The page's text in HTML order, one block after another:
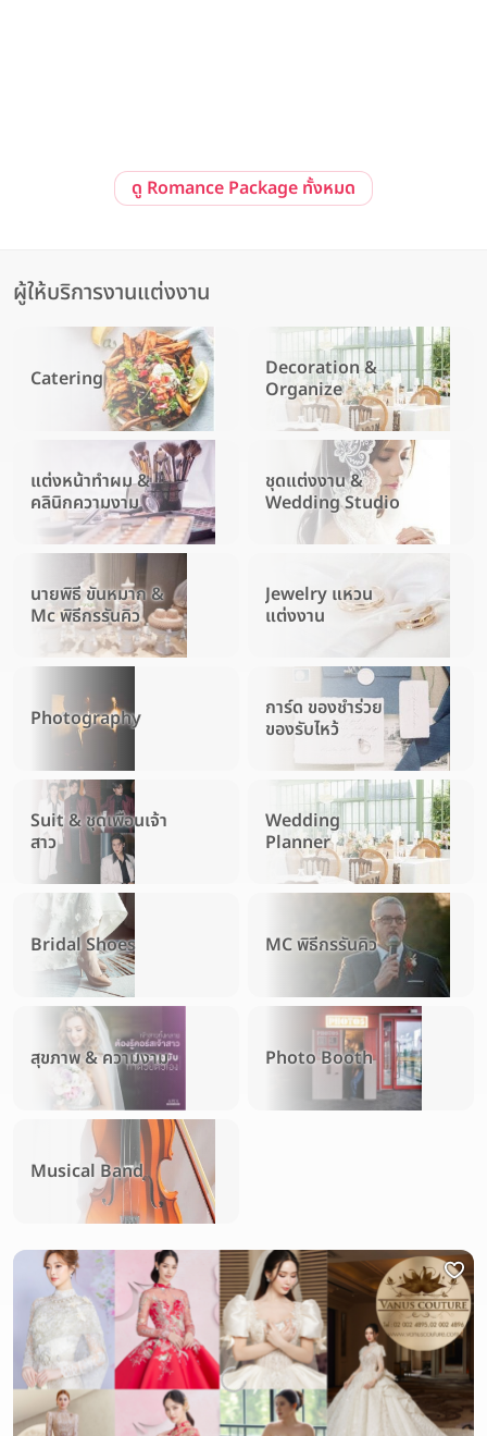
ดู Romance Package ทั้งหมด
ผู้ให้บริการงานแต่งงาน
Catering
Decoration &
Organize
แต่งหน้าทำผม &
คลินิกความงาม
ชุดแต่งงาน &
Wedding Studio
นายพิธี ขันหมาก &
Mc พิธีกรรันคิว
Jewelry แหวน
แต่งงาน
Photography
การ์ด ของชำร่วย
ของรับไหว้
Suit & ชุดเพื่อนเจ้า
สาว
Wedding
Planner
Bridal Shoes MC พิธีกรรันคิว
สุขภาพ & ความงาม Photo Booth
Musical Band